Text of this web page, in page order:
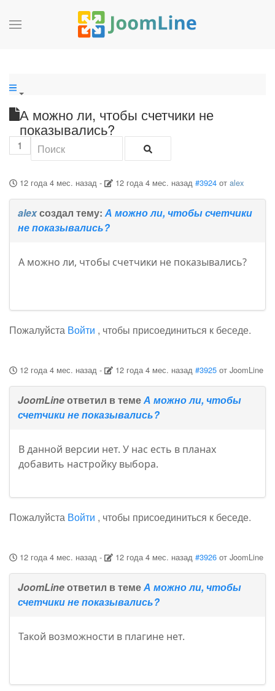
А можно ли, чтобы счетчики не
показывались?
1
12 года 4 мес. назад- 12 года 4 мес. назад #3924 отalex
alexсоздал тему: А можно ли, чтобы счетчики
не показывались?
А можно ли, чтобы счетчики не показывались?
Пожалуйста Войти , чтобы присоединиться к беседе.
12 года 4 мес. назад- 12 года 4 мес. назад #3925 отJoomLine
JoomLineответил в темеА можно ли, чтобы
счетчики не показывались?
В данной версии нет. У нас есть в планах
добавить настройку выбора.
Пожалуйста Войти , чтобы присоединиться к беседе.
12 года 4 мес. назад- 12 года 4 мес. назад #3926 отJoomLine
JoomLineответил в темеА можно ли, чтобы
счетчики не показывались?
Такой возможности в плагине нет.